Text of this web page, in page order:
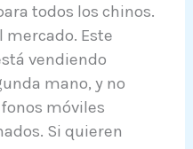
todos los chinos.
mercado. Este
vendiendo
mano, y no
móviles
Si quieren